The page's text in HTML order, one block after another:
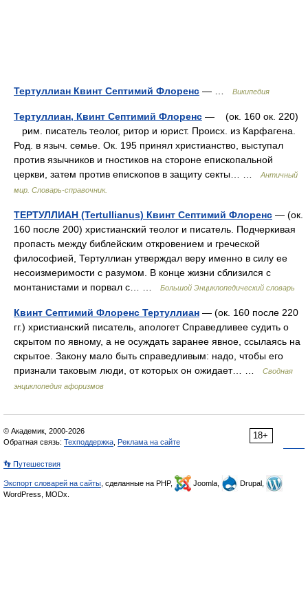
Тертуллиан Квинт Септимий Флоренс — … Википедия
Тертуллиан, Квинт Септимий Флоренс — (ок. 160 ок. 220)
рим. писатель теолог, ритор и юрист. Происх. из Карфагена.
Род. в языч. семье. Ок. 195 принял христианство, выступал
против язычников и гностиков на стороне епископальной
церкви, затем против епископов в защиту секты… …
Античный
мир. Словарь-справочник.
ТЕРТУЛЛИАН (Tertullianus) Квинт Септимий Флоренс — (ок.
160 после 200) христианский теолог и писатель. Подчеркивая
пропасть между библейским откровением и греческой
философией, Тертуллиан утверждал веру именно в силу ее
несоизмеримости с разумом. В конце жизни сблизился с
монтанистами и порвал с… …
Большой Энциклопедический словарь
Квинт Септимий Флоренс Тертуллиан — (ок. 160 после 220
гг.) христианский писатель, апологет Справедливее судить о
скрытом по явному, а не осуждать заранее явное, ссылаясь на
скрытое. Закону мало быть справедливым: надо, чтобы его
признали таковым люди, от которых он ожидает… …
Сводная
энциклопедия афоризмов
18+
© Академик, 2000-2026
Обратная связь: Техподдержка Реклама на сайте
👣 Путешествия
Экспорт словарей на сайты , сделанные на PHP, Joomla,
Drupal,
WordPress, MODx.